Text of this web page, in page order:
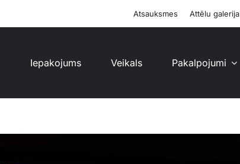
Atsauksmes Attēlu galerija
Iepakojums Veikals Pakalpojumi